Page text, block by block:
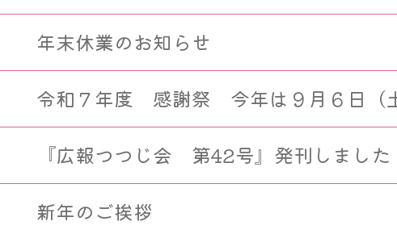
年末休業のお知らせ
令和７年度 感謝祭 今年は９月６日（
『広報つつじ会 第42号』発刊しました
新年のご挨拶